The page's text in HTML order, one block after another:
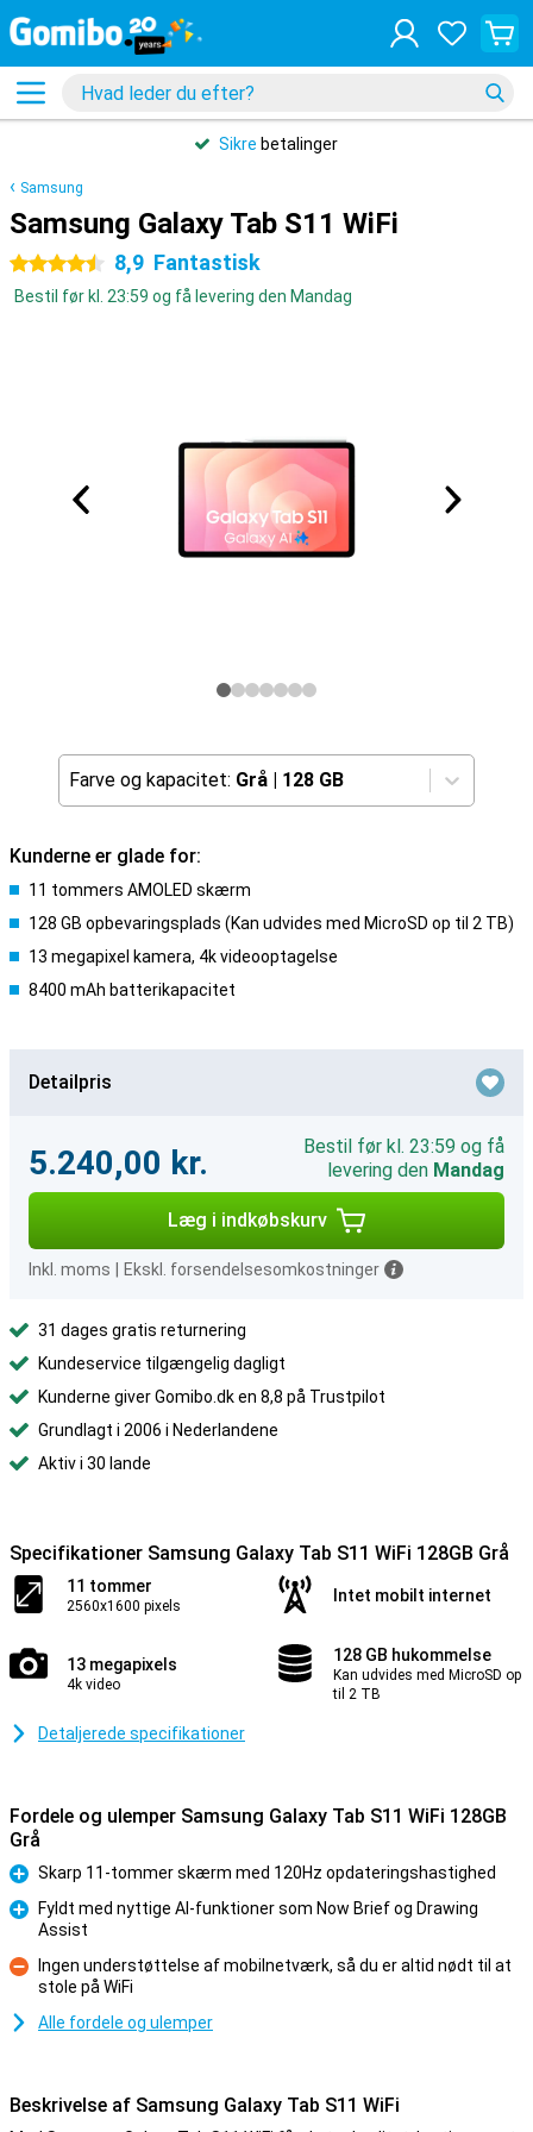
Sikre betalinger
Samsung
Samsung Galaxy Tab S11 WiFi
4.5 stjerner 8,9 Fantastisk
Bestil før kl. 23:59 og få levering den Mandag
Farve og kapacitet: Grå | 128 GB
Kunderne er glade for:
11 tommers AMOLED skærm
128 GB opbevaringsplads (Kan udvides med MicroSD op til 2 TB)
13 megapixel kamera, 4k videooptagelse
8400 mAh batterikapacitet
Detailpris
5.240,00 kr.
Bestil før kl. 23:59 og få
levering den Mandag
Læg i indkøbskurv
Inkl. moms Ekskl. forsendelsesomkostninger
31 dages gratis returnering
Kundeservice tilgængelig dagligt
Kunderne giver Gomibo.dk en 8,8 på Trustpilot
Grundlagt i 2006 i Nederlandene
Aktiv i 30 lande
Specifikationer Samsung Galaxy Tab S11 WiFi 128GB Grå
11 tommer
2560x1600 pixels
Intet mobilt internet
13 megapixels
4k video
128 GB hukommelse
Kan udvides med MicroSD op
til 2 TB
Detaljerede specifikationer
Fordele og ulemper Samsung Galaxy Tab S11 WiFi 128GB
Grå
Fordele
Skarp 11-tommer skærm med 120Hz opdateringshastighed
Fordele
Fyldt med nyttige AI-funktioner som Now Brief og Drawing
Assist
Ulemper
Ingen understøttelse af mobilnetværk, så du er altid nødt til at
stole på WiFi
Alle fordele og ulemper
Beskrivelse af Samsung Galaxy Tab S11 WiFi